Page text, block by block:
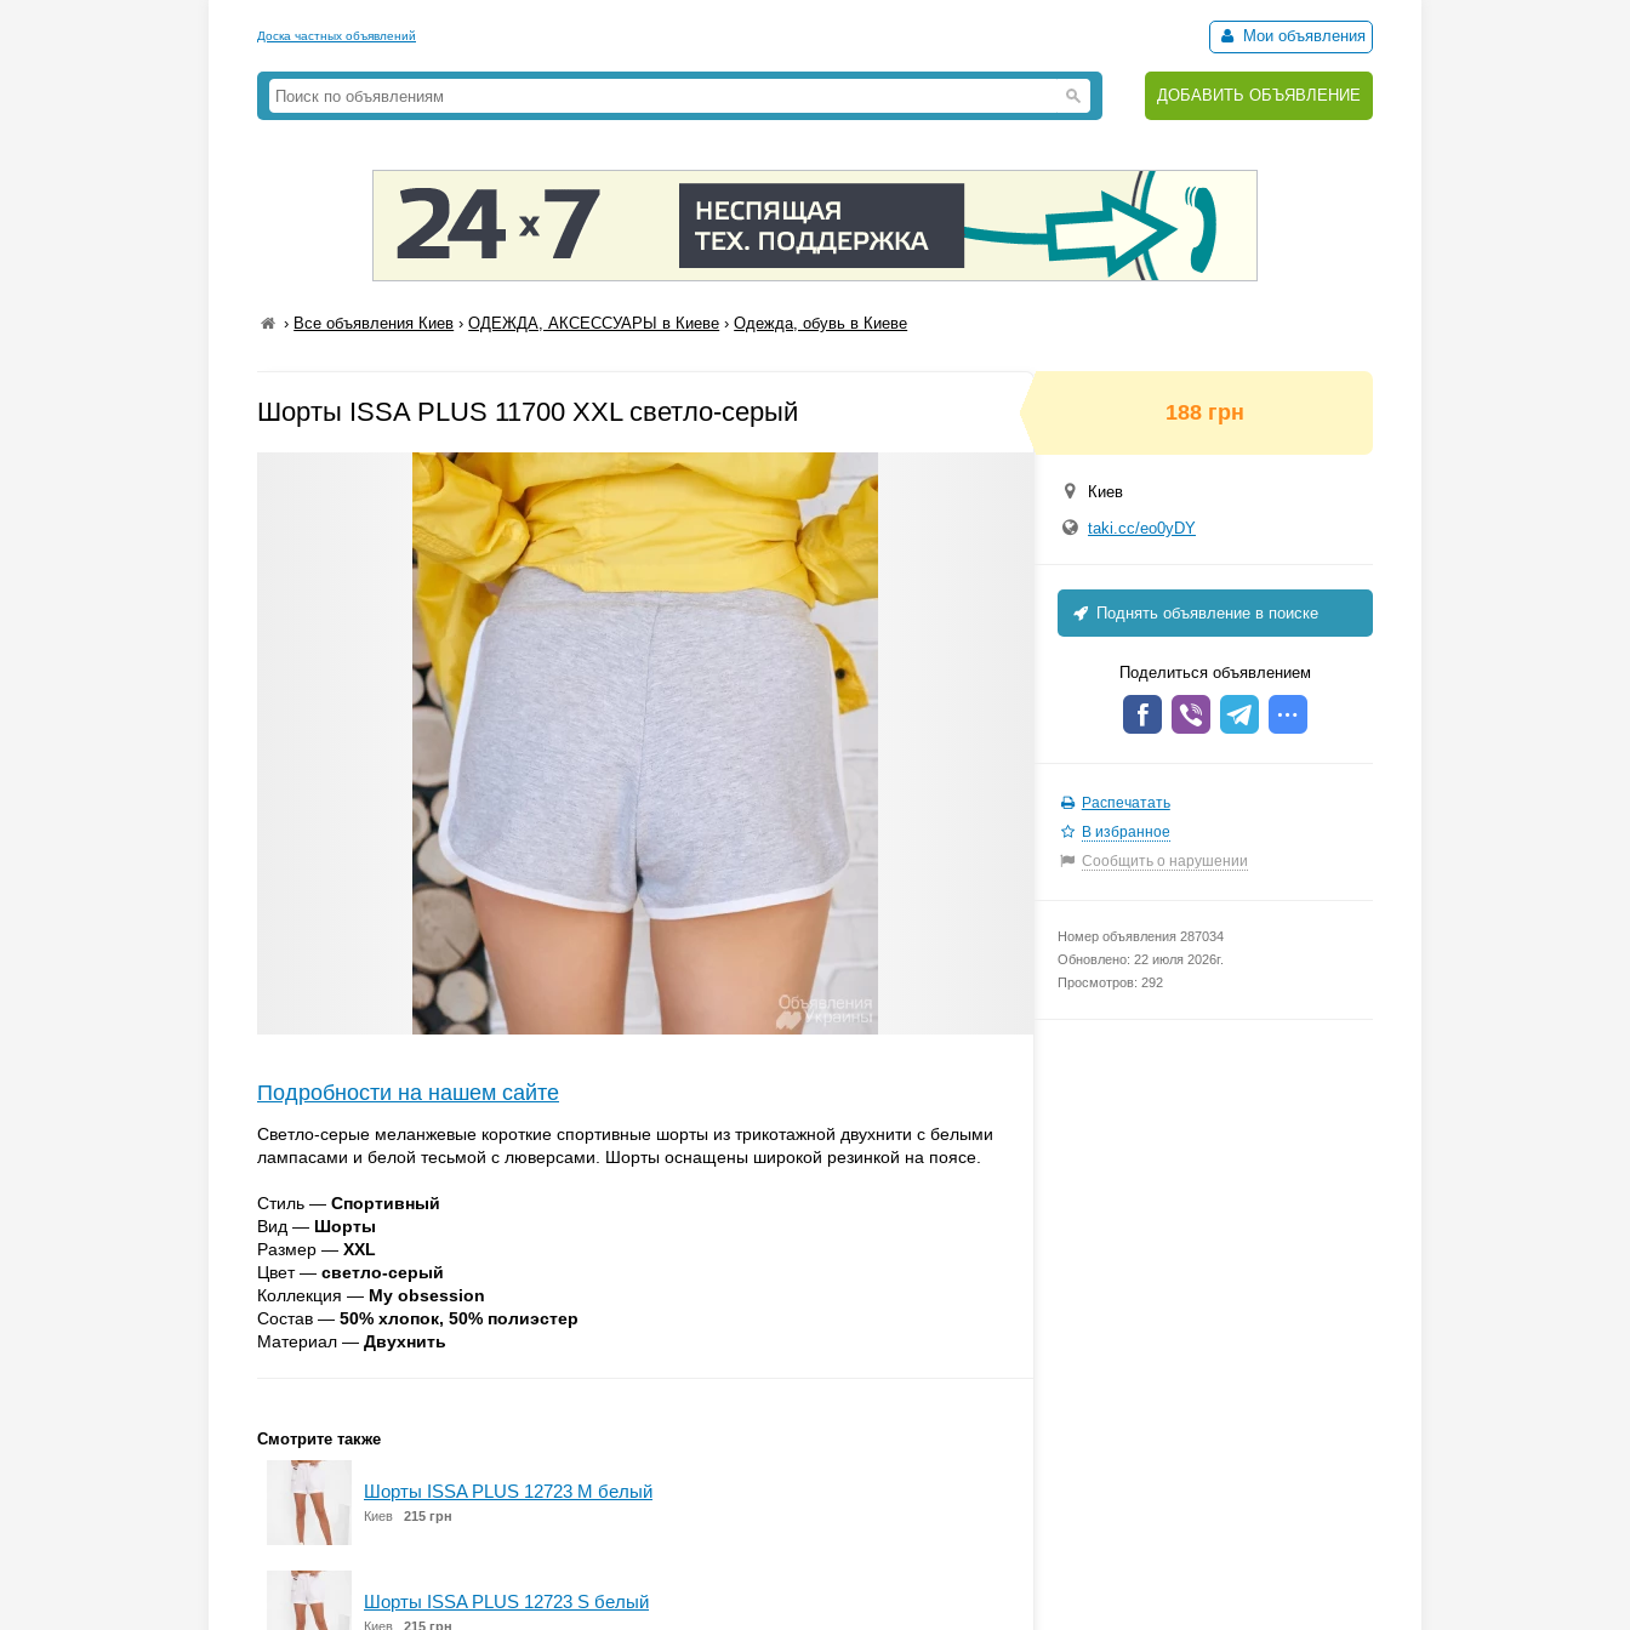
Доска частных объявлений Мои объявления
ДОБАВИТЬ ОБЪЯВЛЕНИЕ
› Все объявления Киев ›ОДЕЖДА, АКСЕССУАРЫ в Киеве ›Одежда, обувь в Киеве
Шорты ISSA PLUS 11700 XXL светло-серый
Подробности на нашем сайте
Светло-серые меланжевые короткие спортивные шорты из трикотажной двухнити с белыми
лампасами и белой тесьмой с люверсами. Шорты оснащены широкой резинкой на поясе.
Стиль — Спортивный
Вид — Шорты
Размер — XXL
Цвет — светло-серый
Коллекция — My obsession
Состав — 50% хлопок, 50% полиэстер
Материал — Двухнить
Смотрите также
Шорты ISSA PLUS 12723 M белый
Киев 215 грн
Шорты ISSA PLUS 12723 S белый
Киев 215 грн
188 грн
Киев
taki.cc/eo0yDY
Поднять объявление в поиске
Поделиться объявлением
Распечатать
В избранное
Сообщить о нарушении
Номер объявления 287034
Обновлено: 22 июля 2026г.
Просмотров: 292